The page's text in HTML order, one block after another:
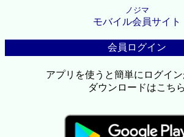
ノジマ
モバイル会員サイト
会員ログイン
アプリを使うと簡単にログイ
ダウンロードはこちら